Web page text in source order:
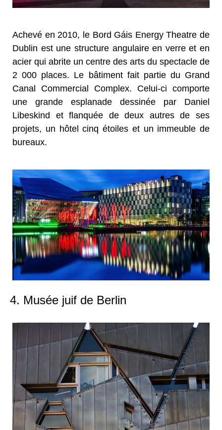
Achevé en 2010, le Bord Gáis Energy Theatre de
Dublin est une structure angulaire en verre et en
acier qui abrite un centre des arts du spectacle de
2 000 places. Le bâtiment fait partie du Grand
Canal Commercial Complex. Celui-ci comporte
une grande esplanade dessinée par Daniel
Libeskind et flanquée de deux autres de ses
projets, un hôtel cinq étoiles et un immeuble de
bureaux.
4. Musée juif de Berlin